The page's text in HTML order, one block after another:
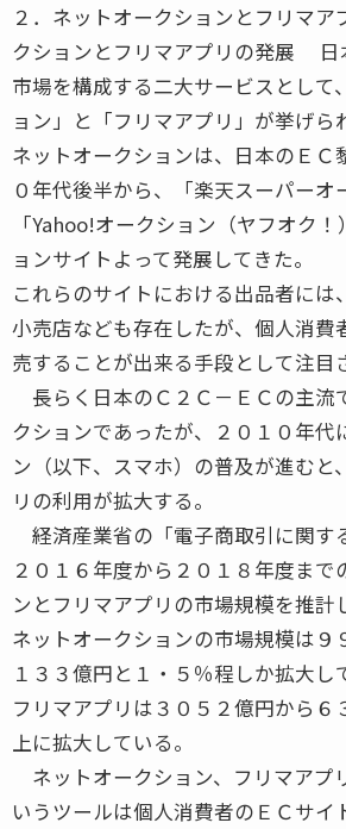
２．ネットオークションとフリマ
クションとフリマアプリの発展 日
市場を構成する二大サービスとして
ョン」と「フリマアプリ」が挙げら
ネットオークションは、日本のＥＣ
０年代後半から、「楽天スーパーオ
「Yahoo!オークション（ヤフオク
ョンサイトよって発展してきた。
これらのサイトにおける出品者には
小売店なども存在したが、個人消費
売することが出来る手段として注目
長らく日本のＣ２Ｃ－ＥＣの主流
クションであったが、２０１０年代
ン（以下、スマホ）の普及が進むと
リの利用が拡大する。
経済産業省の「電子商取引に関す
２０１６年度から２０１８年度まで
ンとフリマアプリの市場規模を推計
ネットオークションの市場規模は９
１３３億円と１・５％程しか拡大し
フリマアプリは３０５２億円から６
上に拡大している。
ネットオークション、フリマアプ
いうツールは個人消費者のＥＣサイ